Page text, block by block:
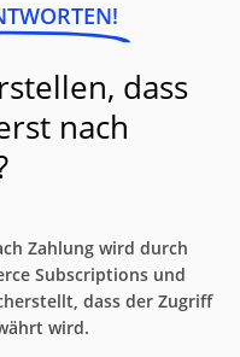
dass
nach
Zahlung wird durch
Subscriptions und
dass der Zugriff
wird.